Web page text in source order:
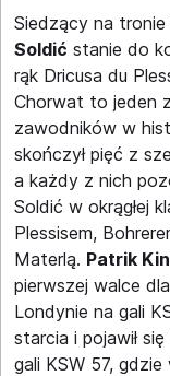
Siedzący na tronie
Soldić stanie do
rąk Dricusa du
Chorwat to jeden
zawodników w
skończył pięć z
a każdy z nich
Soldić w okrągłej
Plessisem,
Materlą. Patrik
pierwszej walce
Londynie na gali
starcia i pojawił
gali KSW 57,